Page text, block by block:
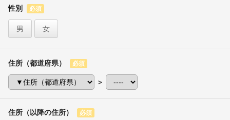
性別 必須
男 女
住所（都道府県） 必須
＞
住所（以降の住所） 必須